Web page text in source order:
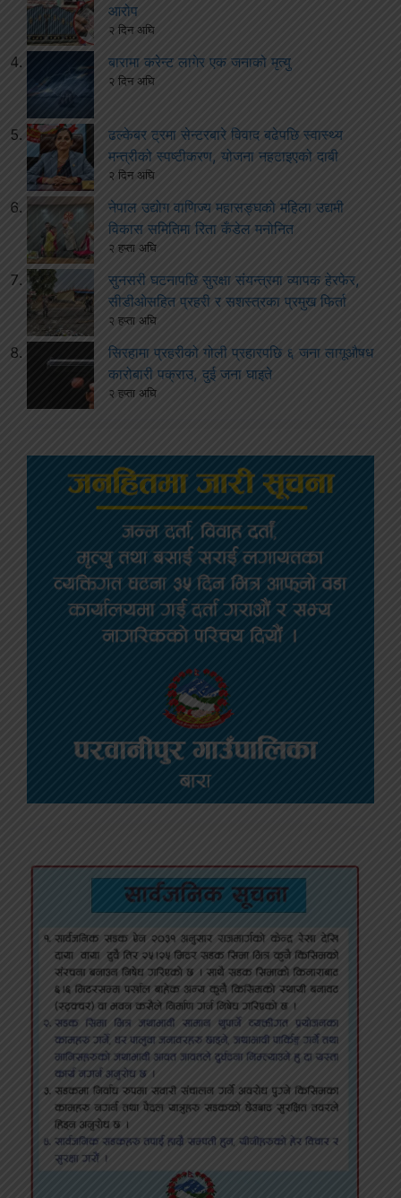
आरोप
२ दिन अघि
बारामा करेन्ट लागेर एक जनाको मृत्यु
२ दिन अघि
ढल्केबर ट्रमा सेन्टरबारे विवाद बढेपछि स्वास्थ्य
मन्त्रीको स्पष्टीकरण, योजना नहटाइएको दाबी
२ दिन अघि
नेपाल उद्योग वाणिज्य महासङ्घको महिला उद्यमी
विकास समितिमा रिता कँडेल मनोनित
२ हप्ता अघि
सुनसरी घटनापछि सुरक्षा संयन्त्रमा व्यापक हेरफेर,
सीडीओसहित प्रहरी र सशस्त्रका प्रमुख फिर्ता
२ हप्ता अघि
सिरहामा प्रहरीको गोली प्रहारपछि ६ जना लागूऔषध
कारोबारी पक्राउ, दुई जना घाइते
२ हप्ता अघि